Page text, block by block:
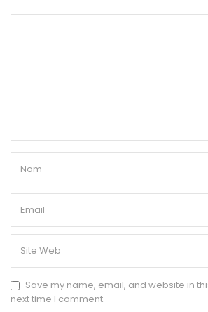
Save my name, email, and website in
next time I comment.